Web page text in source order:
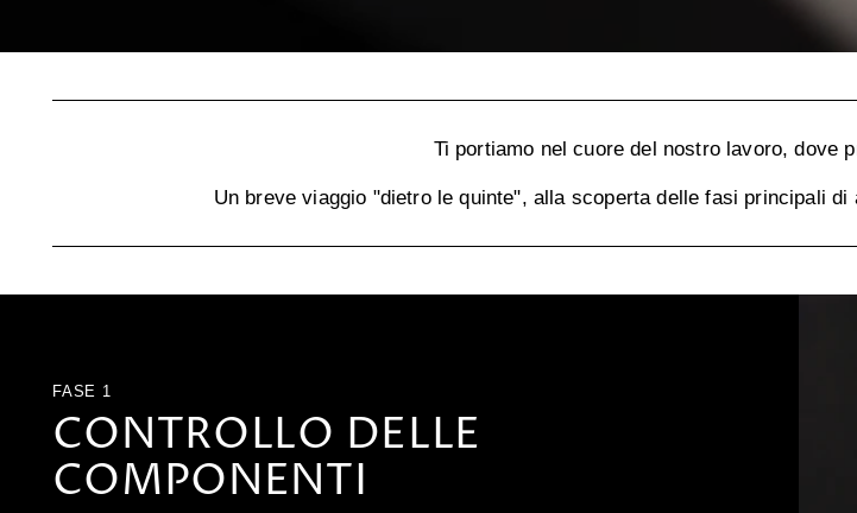
Ti portiamo nel cuore del nostro lavoro, dove
Un breve viaggio "dietro le quinte", alla scoperta delle fasi principali
FASE 1
CONTROLLO DELLE
COMPONENTI